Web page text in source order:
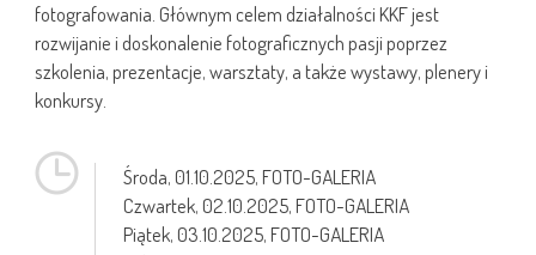
fotografowania. Głównym celem działalności KKF jest
rozwijanie i doskonalenie fotograficznych pasji poprzez
szkolenia, prezentacje, warsztaty, a także wystawy, plenery i
konkursy.
Środa,01.10.2025, FOTO-GALERIA
Czwartek,02.10.2025, FOTO-GALERIA
Piątek,03.10.2025, FOTO-GALERIA